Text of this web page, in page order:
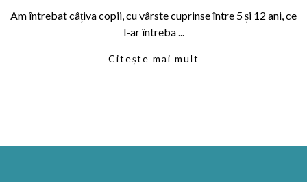
Am întrebat câțiva copii, cu vârste cuprinse între 5 și 12 ani, ce
l-ar întreba ...
Citește mai mult